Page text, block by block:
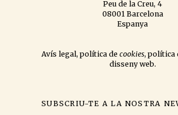
Peu de la Creu, 4
08001 Barcelona
Espanya
Avís legal,política de cookies,política
disseny web.
SUBSCRIU-TE A LA NOSTRA